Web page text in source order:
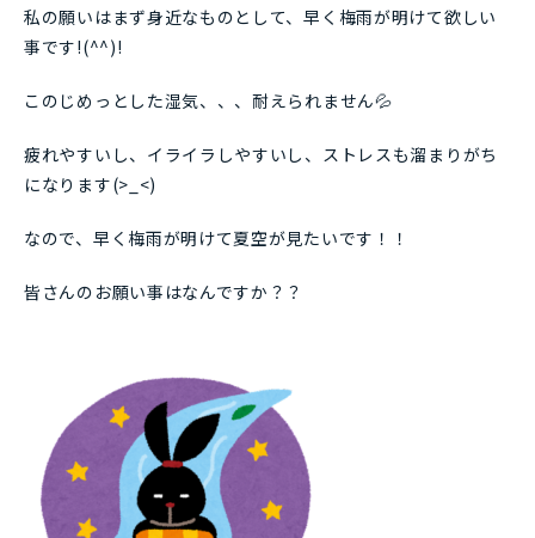
私の願いはまず身近なものとして、早く梅雨が明けて欲しい
事です!(^^)!
このじめっとした湿気、、、耐えられません💦
疲れやすいし、イライラしやすいし、ストレスも溜まりがち
になります(>_<)
なので、早く梅雨が明けて夏空が見たいです！！
皆さんのお願い事はなんですか？？